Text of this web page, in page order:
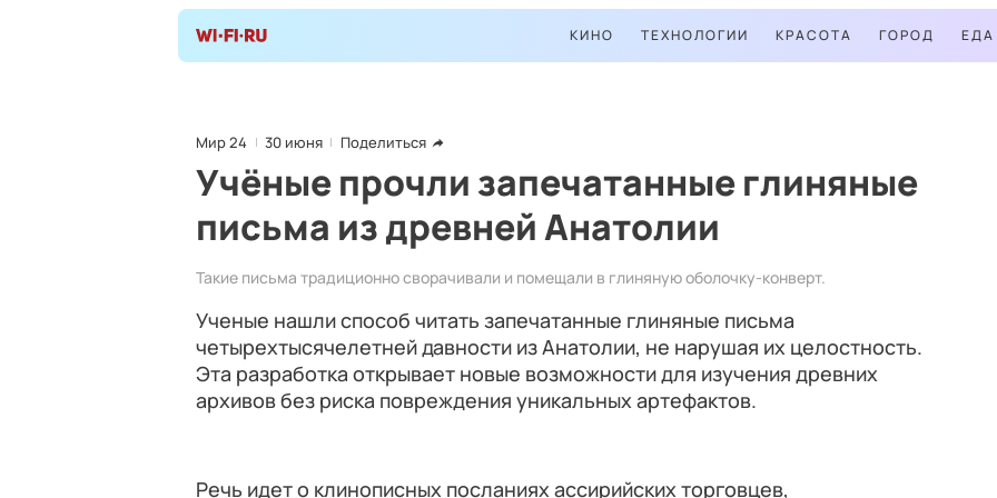
КИНО ТЕХНОЛОГИИ КРАСОТА ГОРОД ЕДА
Мир 24 30 июня Поделиться
Учёные прочли запечатанные глиняные
письма из древней Анатолии
Такие письма традиционно сворачивали и помещали в глиняную оболочку-конверт.
Ученые нашли способ читать запечатанные глиняные письма
четырехтысячелетней давности из Анатолии, не нарушая их целостность.
Эта разработка открывает новые возможности для изучения древних
архивов без риска повреждения уникальных артефактов.
Речь идет о клинописных посланиях ассирийских торговцев,